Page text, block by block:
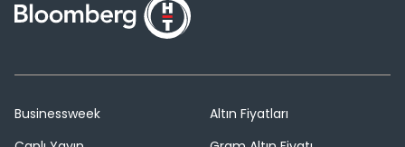
Businessweek
Altın Fiyatları